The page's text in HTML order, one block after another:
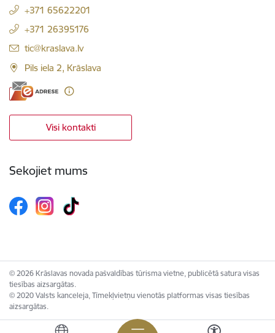
+371 65622201
+371 26395176
E-pasts:
tic@kraslava.lv
Pils iela 2, Krāslava
Visi kontakti
Sekojiet mums
© 2026 Krāslavas novada pašvaldības tūrisma vietne, publicētā satura visas
tiesības aizsargātas.
© 2020 Valsts kanceleja, Tīmekļvietņu vienotās platformas visas tiesības
aizsargātas.